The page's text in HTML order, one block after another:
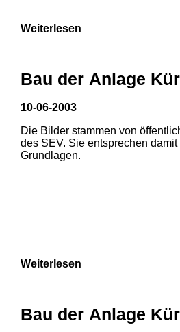
3
Weiterlesen
Bau der Anlage
10-06-2003
Die Bilder stammen von
des SEV. Sie entsprechen
Grundlagen.
Weiterlesen
Bau der Anlage